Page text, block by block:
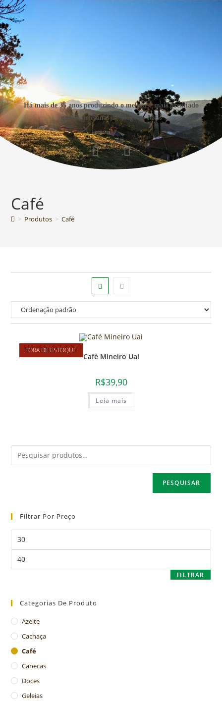
Há mais de 35 anos produzindo o melhor e mais premiado
queijo artesanal de Alagoa – MG.
Café
> Produtos > Café
FORA DE ESTOQUE
Café Mineiro Uai
R$39,90
Leia mais
PESQUISAR
Filtrar Por Preço
FILTRAR
Categorias De Produto
Azeite
Cachaça
Café
Canecas
Doces
Geleias